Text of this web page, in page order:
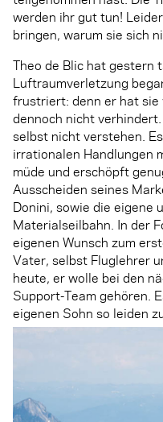
werden ihr gut tun!
bringen, warum sie sich
Theo de Blic hat gestern
Luftraumverletzung
frustriert: denn er hat sie
dennoch nicht
selbst nicht verstehen.
irrationalen Handlungen
müde und erschöpft
Ausscheiden seines
Donini, sowie die eigene
Materialseilbahn. In der
eigenen Wunsch zum
Vater, selbst Fluglehrer
heute, er wolle bei den
Support-Team gehören.
eigenen Sohn so leiden